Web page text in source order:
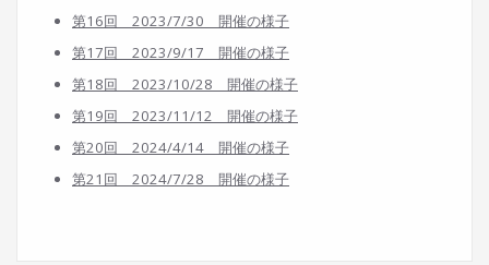
第16回 2023/7/30 開催の様子
第17回 2023/9/17 開催の様子
第18回 2023/10/28 開催の様子
第19回 2023/11/12 開催の様子
第20回 2024/4/14 開催の様子
第21回 2024/7/28 開催の様子